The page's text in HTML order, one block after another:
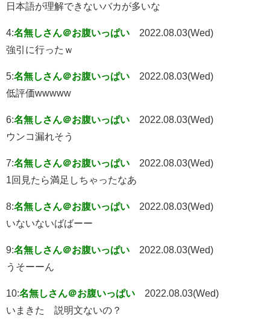
日本語が理解できないバカが多いな
4:名無しさん＠お腹いっぱい
2022.08.03(Wed)
強引に行ったｗ
5:名無しさん＠お腹いっぱい
2022.08.03(Wed)
低評価wwwww
6:名無しさん＠お腹いっぱい
2022.08.03(Wed)
ウンコ漏れそう
7:名無しさん＠お腹いっぱい
2022.08.03(Wed)
1回見たら満足しちゃったなあ
8:名無しさん＠お腹いっぱい
2022.08.03(Wed)
いないないばばーー
9:名無しさん＠お腹いっぱい
2022.08.03(Wed)
うそーーん
10:名無しさん＠お腹いっぱい
2022.08.03(Wed)
いまきた 説明文ないの？